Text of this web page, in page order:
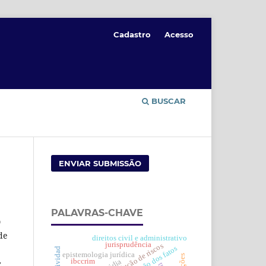
BUSCAR
Cadastro Acesso
ENVIAR SUBMISSÃO
PALAVRAS-CHAVE
redução de riscos
epistemologia jurídica
direitos civil e administrativo
jurisprudência
ibccrim